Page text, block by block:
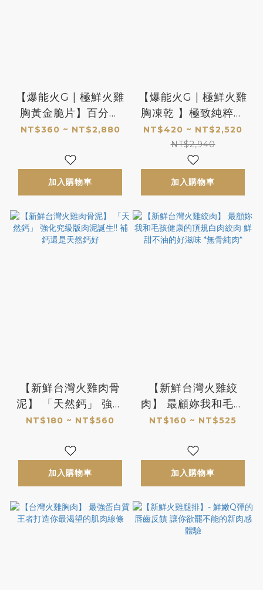
【爆能火G | 極鮮火雞
胸黃金脆片】百分百
的天然酥脆肉香! 叫他
製作
NT$360 ~ NT$2,880
加入購物車
【爆能火G | 極鮮火雞
胸凍乾 】極致純粹的
鮮美 用一輩子陪伴你
的牠值得 *限量製作
NT$420 ~ NT$2,520
NT$2,940
加入購物車
【新鮮台灣火雞肉骨
泥】 「天然鈣」 強化
究級版肉泥誕生!! 補鈣
NT$180 ~ NT$560
加入購物車
【新鮮台灣火雞絞
肉】 最顧妳我和毛孩
健康的頂規白肉絞肉
骨純肉*
NT$160 ~ NT$525
加入購物車